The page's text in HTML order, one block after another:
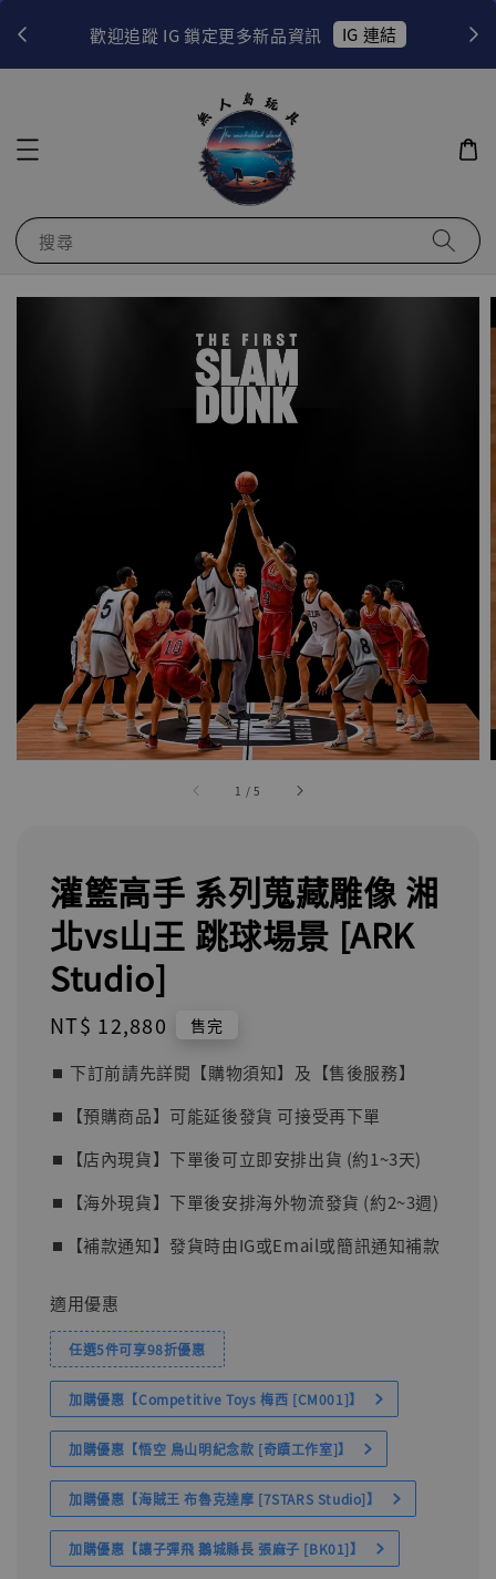
歡迎追蹤 IG 鎖定更多新品資訊 IG 連結
搜尋
1 /5
灌籃高手 系列蒐藏雕像 湘
北vs山王 跳球場景 [ARK
Studio]
Regular
NT$ 12,880 售完
⏹︎ 下訂前請先詳閱【購物須知】及【售後服務】
⏹︎【預購商品】可能延後發貨 可接受再下單
⏹︎【店內現貨】下單後可立即安排出貨 (約1~3天)
⏹︎【海外現貨】下單後安排海外物流發貨 (約2~3週)
⏹︎【補款通知】發貨時由IG或Email或簡訊通知補款
適用優惠
任選5件可享98折優惠
加購優惠【Competitive Toys 梅西 [CM001]】
加購優惠【悟空 鳥山明紀念款 [奇蹟工作室]】
加購優惠【海賊王 布魯克達摩 [7STARS Studio]】
加購優惠【讓子彈飛 鵝城縣長 張麻子 [BK01]】